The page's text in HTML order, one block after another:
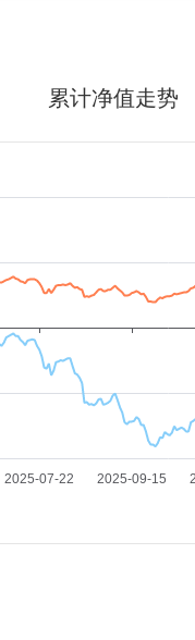
累计净值走势